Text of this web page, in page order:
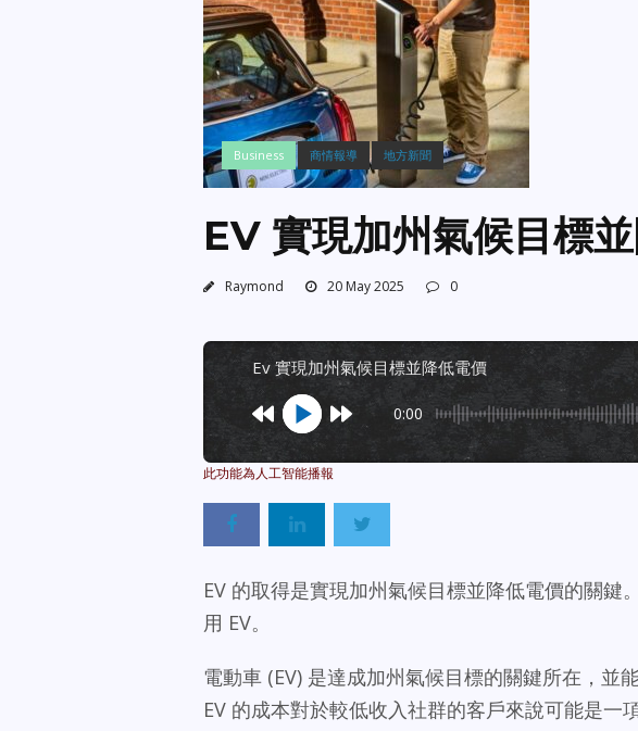
Business 商情報導 地方新聞
EV 實現加州氣候目標
Raymond 20 May 2025 0
ev 實現加州氣候目標並降低電價
0:00
EV 的取得是實現加州氣候目標並降低電價的關鍵
用 EV。
電動車 (EV) 是達成加州氣候目標的關鍵所在，並
EV 的成本對於較低收入社群的客戶來說可能是一